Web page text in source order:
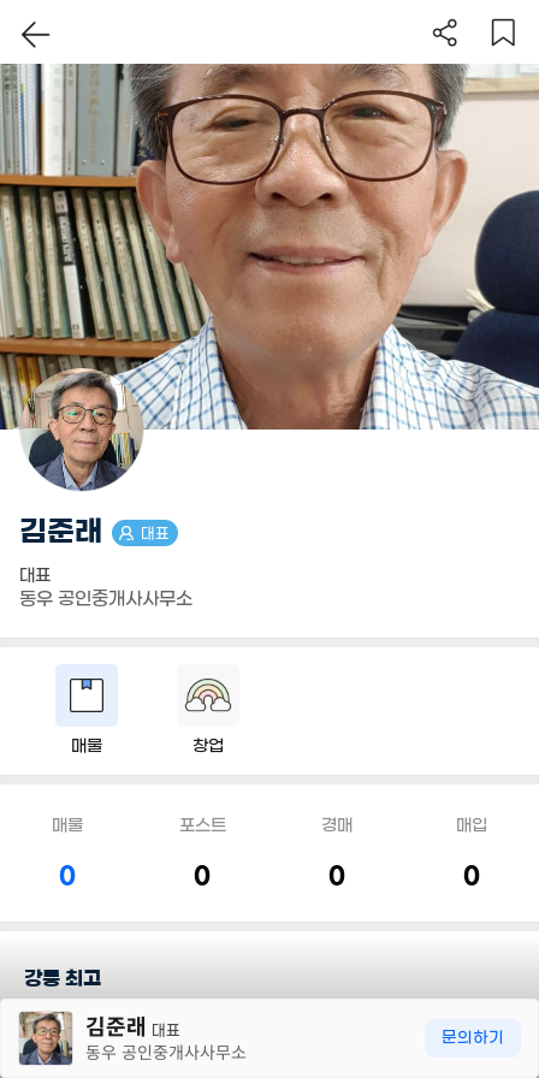
김준래 대표
대표
동우 공인중개사사무소
매물 창업
매물
0
포스트
0
경매
0
매입
0
강릉 최고
담당지역김준래 대표
동우 공인중개사사무소
문의하기
이 지역 보기